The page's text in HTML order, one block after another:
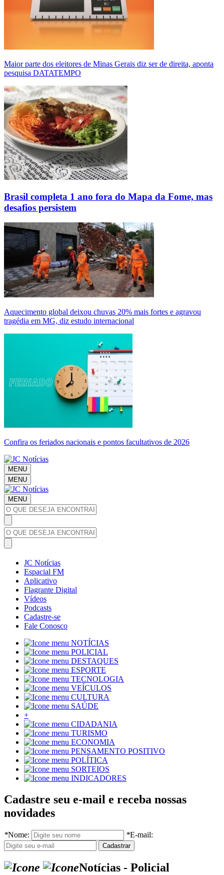
Maior parte dos eleitores de Minas Gerais diz ser de direita, aponta
pesquisa DATATEMPO
Brasil completa 1 ano fora do Mapa da Fome, mas
desafios persistem
Aquecimento global deixou chuvas 20% mais fortes e agravou
tragédia em MG, diz estudo internacional
Confira os feriados nacionais e pontos facultativos de 2026
MENU
MENU
MENU
JC Notícias
Espacial FM
Aplicativo
Flagrante Digital
Vídeos
Podcasts
Cadastre-se
Fale Conosco
NOTÍCIAS
POLICIAL
DESTAQUES
ESPORTE
TECNOLOGIA
VEÍCULOS
CULTURA
SAÚDE
+
CIDADANIA
TURISMO
ECONOMIA
PENSAMENTO POSITIVO
POLÍTICA
SORTEIOS
INDICADORES
Cadastre seu e-mail e receba nossas
novidades
*Nome: *E-mail:
Notícias - Policial